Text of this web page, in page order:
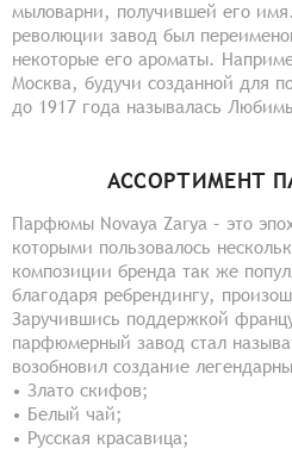
мыловарни, получившей его
революции завод был
некоторые его ароматы.
Москва, будучи созданной для
до 1917 года называлась
АССОРТИМЕНТ
Парфюмы Novaya Zarya – это
которыми пользовалось
композиции бренда так же
благодаря ребрендингу,
Заручившись поддержкой
парфюмерный завод стал
возобновил создание
• Злато скифов;
• Белый чай;
• Русская красавица;